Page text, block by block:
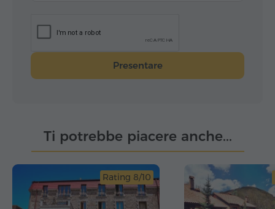
Presentare
Ti potrebbe piacere anche...
Rating 8/10